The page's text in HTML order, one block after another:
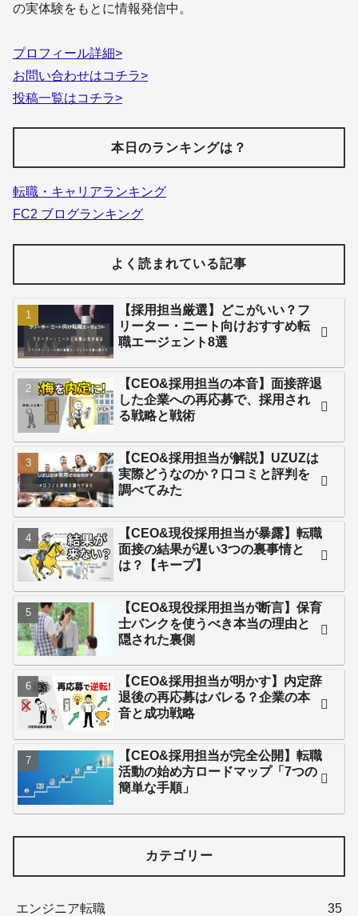
の実体験をもとに情報発信中。
プロフィール詳細>
お問い合わせはコチラ>
投稿一覧はコチラ>
本日のランキングは？
転職・キャリアランキング
FC2 ブログランキング
よく読まれている記事
【採用担当厳選】どこがいい？フ
リーター・ニート向けおすすめ転
職エージェント8選
【CEO&採用担当の本音】面接辞退
した企業への再応募で、採用され
る戦略と戦術
【CEO&採用担当が解説】UZUZは
実際どうなのか？口コミと評判を
調べてみた
【CEO&現役採用担当が暴露】転職
面接の結果が遅い3つの裏事情と
は？【キープ】
【CEO&現役採用担当が断言】保育
士バンクを使うべき本当の理由と
隠された裏側
【CEO&採用担当が明かす】内定辞
退後の再応募はバレる？企業の本
音と成功戦略
【CEO&採用担当が完全公開】転職
活動の始め方ロードマップ「7つの
簡単な手順」
カテゴリー
エンジニア転職 35